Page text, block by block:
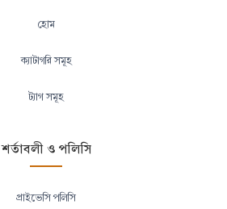
হোম
ক্যাটাগরি সমূহ
ট্যাগ সমূহ
শর্তাবলী ও পলিসি
প্রাইভেসি পলিসি